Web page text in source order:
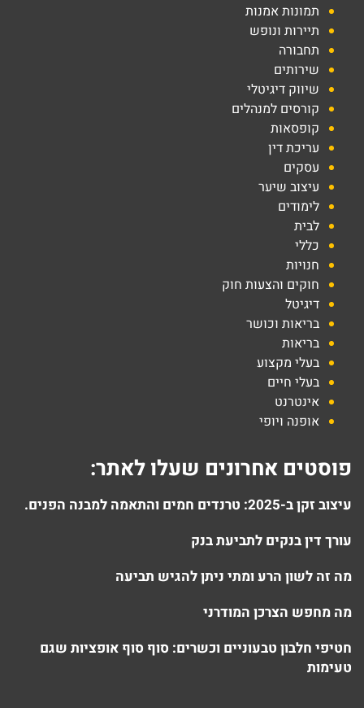
תמונות אמנות
תיירות ונופש
תחבורה
שירותים
שיווק דיגיטלי
קורסים למנהלים
קופסאות
עריכת דין
עסקים
עיצוב שיער
לימודים
לבית
כללי
חנויות
חוקים והצעות חוק
דיגיטל
בריאות וכושר
בריאות
בעלי מקצוע
בעלי חיים
אינטרנט
אופנה ויופי
פוסטים אחרונים שעלו לאתר:
עיצוב זקן ב-2025: טרנדים חמים והתאמה למבנה הפנים.
עורך דין בנקים לתביעת בנק
מה זה לשון הרע ומתי ניתן להגיש תביעה
מה מחפש הצרכן המודרני
חטיפי חלבון טבעוניים וכשרים: סוף סוף אופציות שגם
טעימות